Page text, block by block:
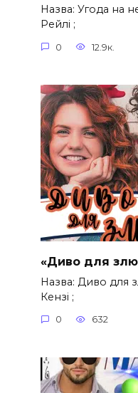
Назва: Угода на
Рейлі ;
0 12.9к.
«Диво для
Назва: Диво для
Кензі ;
0 632